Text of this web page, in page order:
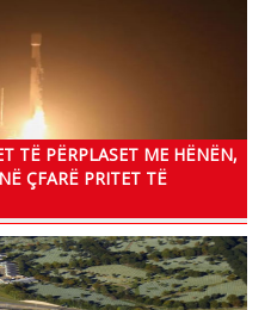
TË PËRPLASET ME HËNËN,
ÇFARË PRITET TË